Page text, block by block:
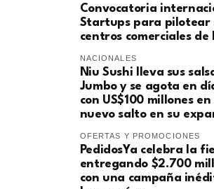
Convocatoria
Startups para pilotear
centros comerciales
NACIONALES
Niu Sushi lleva sus
Jumbo y se agota en
con US$100 millones
nuevo salto en su
OFERTAS Y PROMOCIONES
PedidosYa celebra la
entregando $2.700
con una campaña